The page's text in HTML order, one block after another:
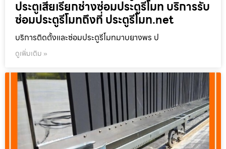
ประตูเสียเรียกช่างซ่อมประตูรีโมท บริการรับ
ซ่อมประตูรีโมทถึงที่ ประตูรีโมท.net
บริการติดตั้งและซ่อมประตูรีโมทมาบยางพร ป
ดูเพิ่มเติม »